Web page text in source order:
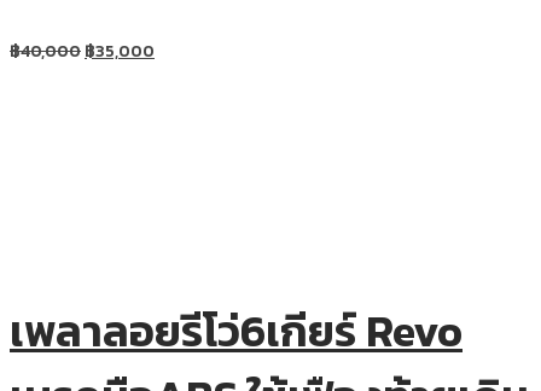
฿40,000฿35,000
เพลาลอยรีโว่6เกียร์ Revo